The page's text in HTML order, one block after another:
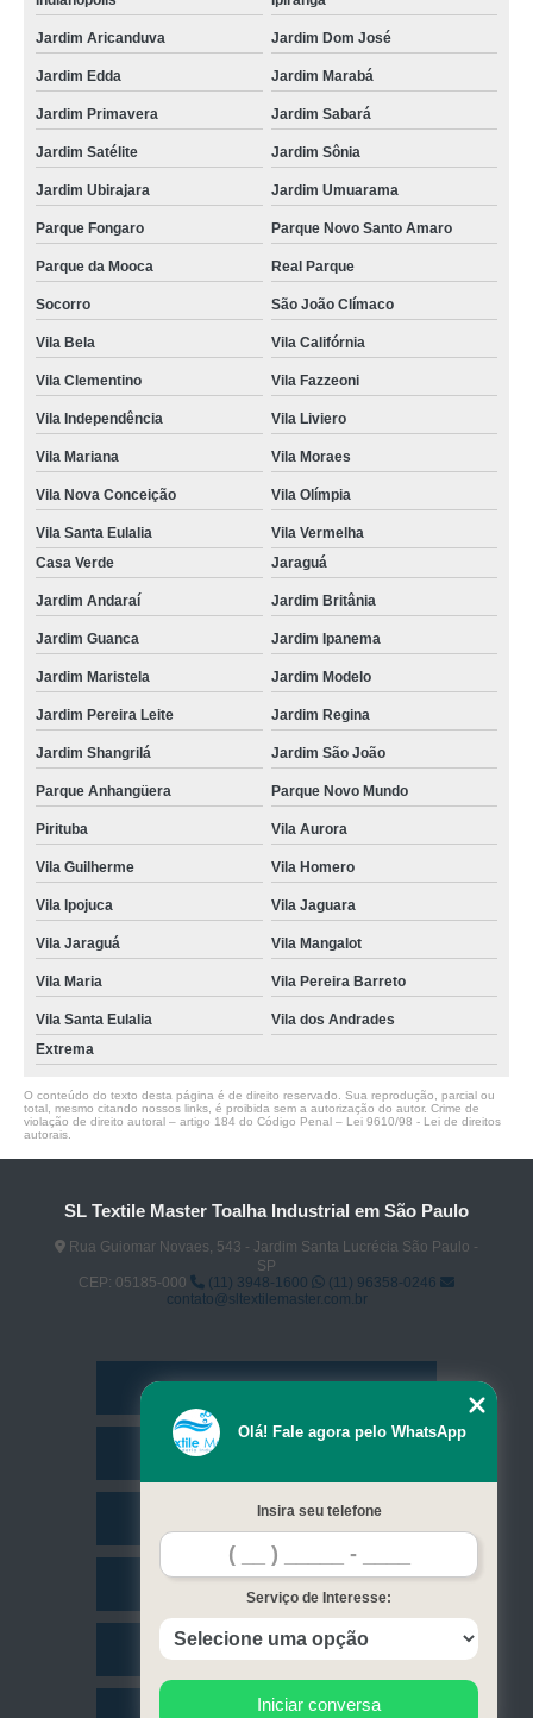
Jardim Aricanduva Jardim Dom José
Jardim Edda Jardim Marabá
Jardim Primavera Jardim Sabará
Jardim Satélite Jardim Sônia
Jardim Ubirajara Jardim Umuarama
Parque Fongaro Parque Novo Santo Amaro
Parque da Mooca Real Parque
Socorro São João Clímaco
Vila Bela Vila Califórnia
Vila Clementino Vila Fazzeoni
Vila Independência Vila Liviero
Vila Mariana Vila Moraes
Vila Nova Conceição Vila Olímpia
Vila Santa Eulalia
Vila Vermelha
Casa Verde
Jaraguá
Jardim Andaraí Jardim Britânia
Jardim Guanca Jardim Ipanema
Jardim Maristela Jardim Modelo
Jardim Pereira Leite Jardim Regina
Jardim Shangrilá Jardim São João
Parque Anhangüera Parque Novo Mundo
Pirituba Vila Aurora
Vila Guilherme Vila Homero
Vila Ipojuca Vila Jaguara
Vila Jaraguá Vila Mangalot
Vila Maria Vila Pereira Barreto
Vila Santa Eulalia
Vila dos Andrades
Extrema
O conteúdo do texto desta página é de direito reservado. Sua reprodução, parcial ou
total, mesmo citando nossos links, é proibida sem a autorização do autor. Crime de
violação de direito autoral – artigo 184 do Código Penal – Lei 9610/98 - Lei de direitos
autorais
SL Textile Master Toalha Industrial em São Paulo
Rua Guiomar Novaes, 543 - Jardim Santa Lucrécia São Paulo -
SP
CEP: 05185-000
(11) 3948-1600
(11) 96358-0246
contato@sltextilemaster.com.br
Missão
Contato
Olá! Fale agora pelo WhatsApp
Insira seu telefone
Serviço de Interesse:
Iniciar conversa